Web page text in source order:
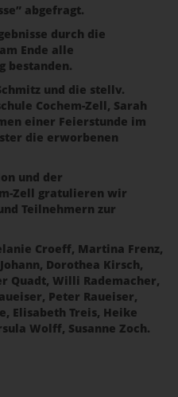
abgefragt.
durch die
Ende alle
bestanden.
und die stellv.
Cochem-Zell, Sarah
einer Feierstunde im
die erworbenen
und der
Zell gratulieren wir
Teilnehmern zur
Croeff, Martina Frenz,
Dorothea Kirsch,
Quadt, Willi Rademacher,
Peter Raueiser,
Elisabeth Treis, Heike
Wolff, Susanne Zoch.